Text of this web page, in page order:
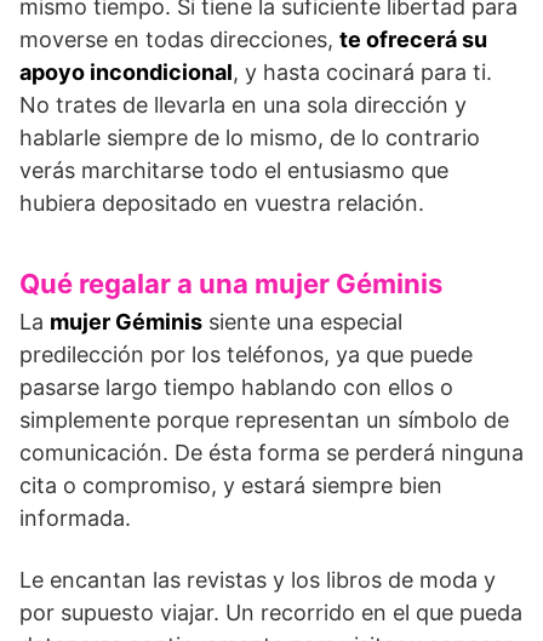
mismo tiempo. Si tiene la suficiente libertad para
moverse en todas direcciones, te ofrecerá su
apoyo incondicional, y hasta cocinará para ti.
No trates de llevarla en una sola dirección y
hablarle siempre de lo mismo, de lo contrario
verás marchitarse todo el entusiasmo que
hubiera depositado en vuestra relación.
Qué regalar a una mujer Géminis
La mujer Géminis siente una especial
predilección por los teléfonos, ya que puede
pasarse largo tiempo hablando con ellos o
simplemente porque representan un símbolo de
comunicación. De ésta forma se perderá ninguna
cita o compromiso, y estará siempre bien
informada.
Le encantan las revistas y los libros de moda y
por supuesto viajar. Un recorrido en el que pueda